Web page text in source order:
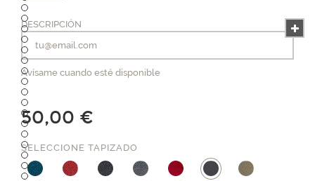
DESCRIPCIÓN
Avísame cuando esté disponible
50,00 €
SELECCIONE TAPIZADO